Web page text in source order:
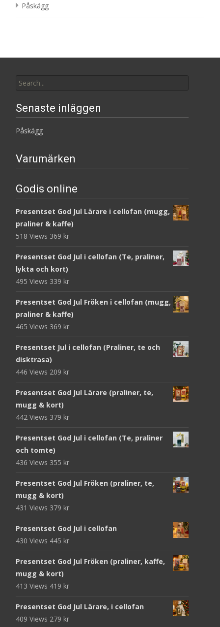
Påskägg
for:
Senaste inläggen
Påskägg
Varumärken
Godis online
Presentset God Jul Lärare i cellofan (mugg,
praliner & kaffe)
518 Views 369 kr
Presentset God Jul i cellofan (Te, praliner,
lykta och kort)
495 Views 339 kr
Presentset God Jul Fröken i cellofan (mugg,
praliner & kaffe)
465 Views 369 kr
Presentset Jul i cellofan (Praliner, te och
disktrasa)
446 Views 209 kr
Presentset God Jul Lärare (praliner, te,
mugg & kort)
442 Views 379 kr
Presentset God Jul i cellofan (Te, praliner
och tomte)
436 Views 355 kr
Presentset God Jul Fröken (praliner, te,
mugg & kort)
431 Views 379 kr
Presentset God Jul i cellofan
430 Views 445 kr
Presentset God Jul Fröken (praliner, kaffe,
mugg & kort)
413 Views 419 kr
Presentset God Jul Lärare, i cellofan
409 Views 279 kr